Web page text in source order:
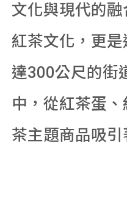
文化與現代的
紅茶文化，更
達300公尺的街
中，從紅茶蛋
茶主題商品吸